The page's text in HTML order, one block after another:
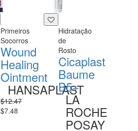
Primeiros
Socorros
Wound
Healing
Ointment
HANSAPLAST
$12.47
$7.48
Hidratação
de
Rosto
Cicaplast
Baume
B5+
LA
ROCHE
POSAY